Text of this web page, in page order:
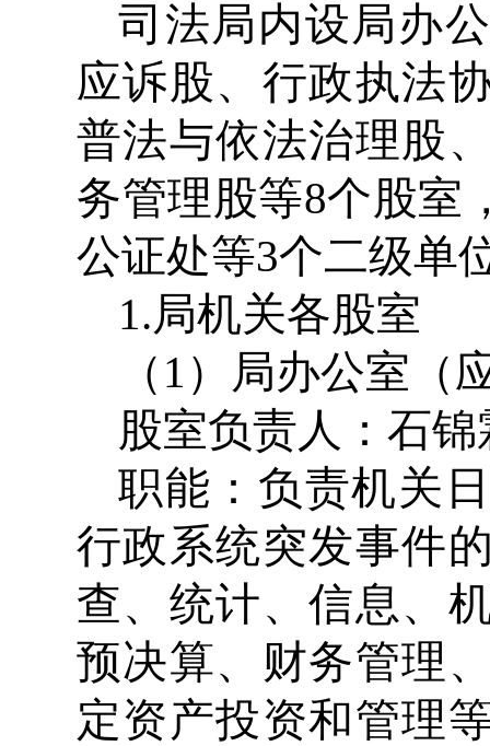
司法局内设局办
应诉股、行政执法
普法与依法治理股
务管理股等8个股室
公证处等3个二级单
1.局机关各股室
（1）局办公室
股室负责人：石
职能：负责机关
行政系统突发事件
查、统计、信息、
预决算、财务管理
定资产投资和管理